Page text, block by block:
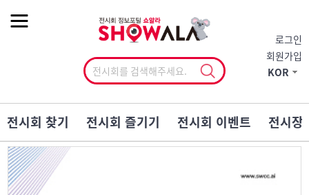
로그인
회원가입
KOR
전시회 찾기 전시회 즐기기 전시회 이벤트 전시장